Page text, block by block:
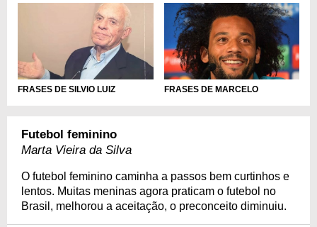
FRASES DE SILVIO LUIZ FRASES DE MARCELO
Futebol feminino
Marta Vieira da Silva
O futebol feminino caminha a passos bem curtinhos e
lentos. Muitas meninas agora praticam o futebol no
Brasil, melhorou a aceitação, o preconceito diminuiu.